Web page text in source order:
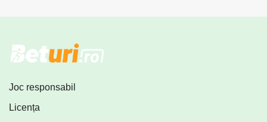
Joc responsabil
Licența